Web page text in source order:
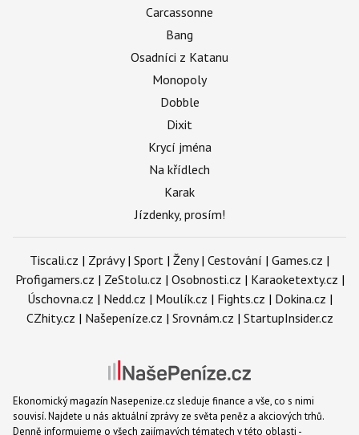
Carcassonne
Bang
Osadníci z Katanu
Monopoly
Dobble
Dixit
Krycí jména
Na křídlech
Karak
Jízdenky, prosím!
Tiscali.cz | Zprávy| Sport | Ženy| Cestování | Games.cz |
Profigamers.cz | ZeStolu.cz | Osobnosti.cz | Karaoketexty.cz |
Úschovna.cz | Nedd.cz | Moulík.cz | Fights.cz | Dokina.cz |
CZhity.cz | Našepeníze.cz | Srovnám.cz | StartupInsider.cz
Ekonomický magazín Nasepenize.cz sleduje finance a vše, co s nimi
souvisí. Najdete u nás aktuální zprávy ze světa peněz a akciových trhů.
Denně informujeme o všech zajímavých tématech v této oblasti -